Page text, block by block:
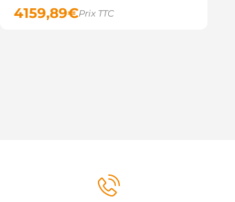
4159,89€Prix TTC